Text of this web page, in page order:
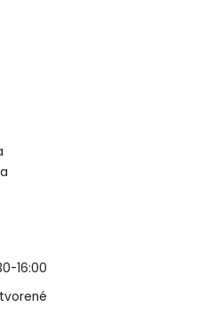
16:00